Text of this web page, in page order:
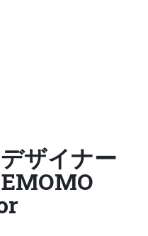
ザイナー